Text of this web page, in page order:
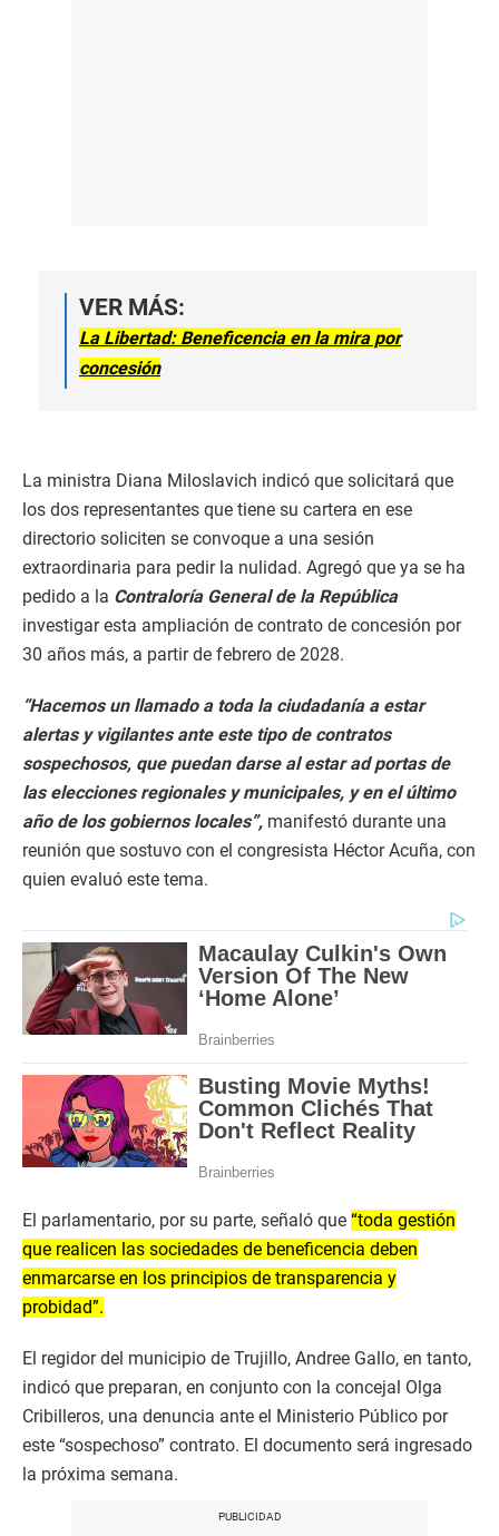
VER MÁS:
La Libertad: Beneficencia en la mira por
concesión
La ministra Diana Miloslavich indicó que solicitará que
los dos representantes que tiene su cartera en ese
directorio soliciten se convoque a una sesión
extraordinaria para pedir la nulidad. Agregó que ya se ha
pedido a la Contraloría General de la República
investigar esta ampliación de contrato de concesión por
30 años más, a partir de febrero de 2028.
“Hacemos un llamado a toda la ciudadanía a estar
alertas y vigilantes ante este tipo de contratos
sospechosos, que puedan darse al estar ad portas de
las elecciones regionales y municipales, y en el último
año de los gobiernos locales”, manifestó durante una
reunión que sostuvo con el congresista Héctor Acuña, con
quien evaluó este tema.
El parlamentario, por su parte, señaló que “toda gestión
que realicen las sociedades de beneficencia deben
enmarcarse en los principios de transparencia y
probidad”.
El regidor del municipio de Trujillo, Andree Gallo, en tanto,
indicó que preparan, en conjunto con la concejal Olga
Cribilleros, una denuncia ante el Ministerio Público por
este “sospechoso” contrato. El documento será ingresado
la próxima semana.